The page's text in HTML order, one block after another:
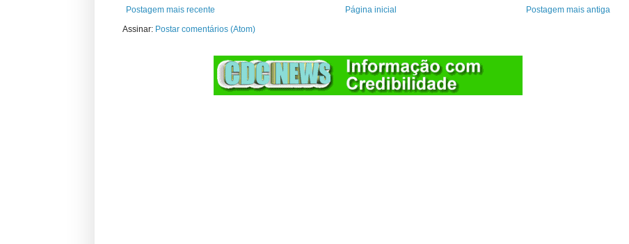
Postagem mais recente Postagem mais antiga
Página inicial
Assinar: Postar comentários (Atom)